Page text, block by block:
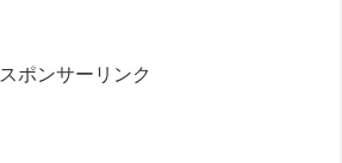
スポンサーリンク